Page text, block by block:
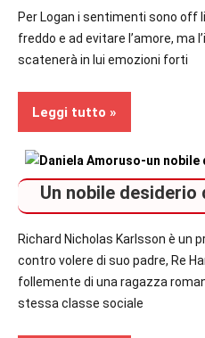
Recensioni
Per Logan i sentimenti sono off
freddo e ad evitare l’amore, ma
scatenerà in lui emozioni forti
Leggi tutto
Romance
Un nobile desiderio
Richard Nicholas Karlsson è un
contro volere di suo padre, Re
follemente di una ragazza
stessa classe sociale